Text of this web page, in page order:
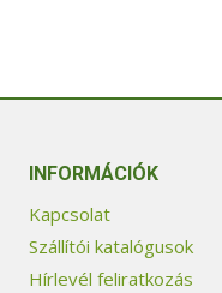
INFORMÁCIÓK
Kapcsolat
Szállítói katalógusok
Hírlevél feliratkozás